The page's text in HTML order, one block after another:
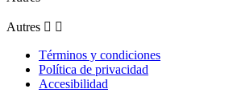
Autres  
Términos y condiciones
Política de privacidad
Accesibilidad